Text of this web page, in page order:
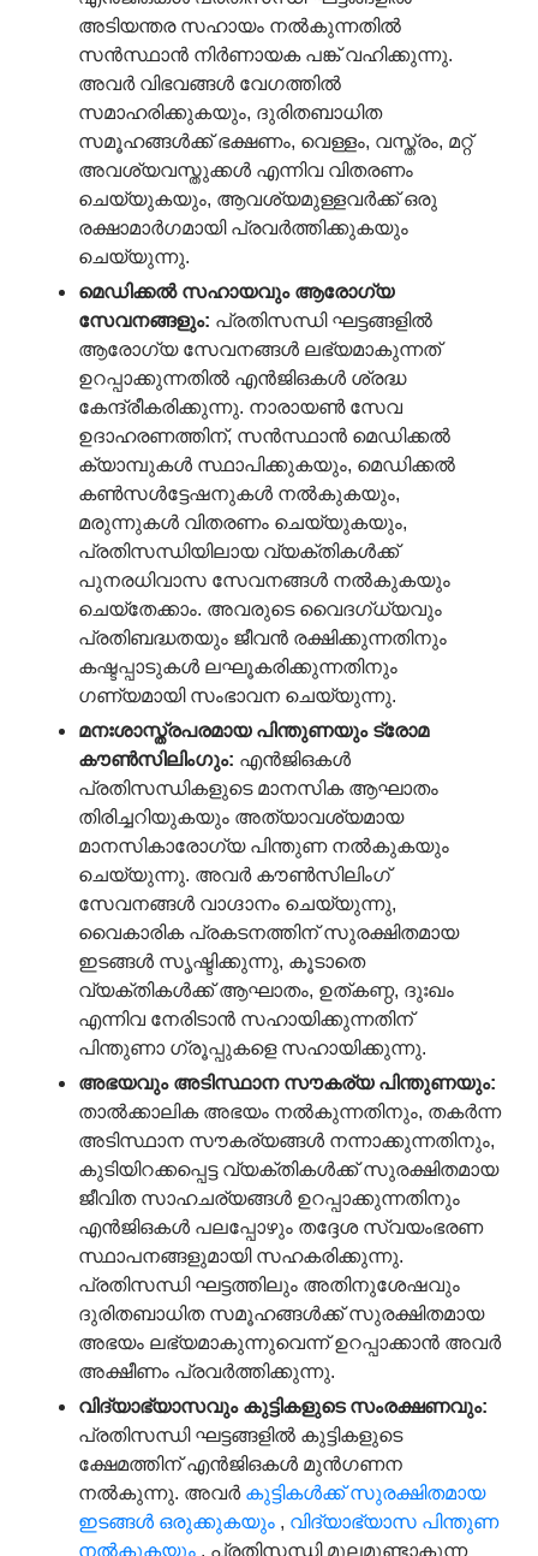
അടിയന്തര സഹായം നൽകുന്നതിൽ
സൻസ്ഥാൻ നിർണായക പങ്ക് വഹിക്കുന്നു.
അവർ വിഭവങ്ങൾ വേഗത്തിൽ
സമാഹരിക്കുകയും, ദുരിതബാധിത
സമൂഹങ്ങൾക്ക് ഭക്ഷണം, വെള്ളം, വസ്ത്രം, മറ്റ്
അവശ്യവസ്തുക്കൾ എന്നിവ വിതരണം
ചെയ്യുകയും, ആവശ്യമുള്ളവർക്ക് ഒരു
രക്ഷാമാർഗമായി പ്രവർത്തിക്കുകയും
ചെയ്യുന്നു.
മെഡിക്കൽ സഹായവും ആരോഗ്യ
സേവനങ്ങളും: പ്രതിസന്ധി ഘട്ടങ്ങളിൽ
ആരോഗ്യ സേവനങ്ങൾ ലഭ്യമാകുന്നത്
ഉറപ്പാക്കുന്നതിൽ എൻ‌ജി‌ഒകൾ ശ്രദ്ധ
കേന്ദ്രീകരിക്കുന്നു. നാരായൺ സേവ
ഉദാഹരണത്തിന്, സൻസ്ഥാൻ മെഡിക്കൽ
ക്യാമ്പുകൾ സ്ഥാപിക്കുകയും, മെഡിക്കൽ
കൺസൾട്ടേഷനുകൾ നൽകുകയും,
മരുന്നുകൾ വിതരണം ചെയ്യുകയും,
പ്രതിസന്ധിയിലായ വ്യക്തികൾക്ക്
പുനരധിവാസ സേവനങ്ങൾ നൽകുകയും
ചെയ്തേക്കാം. അവരുടെ വൈദഗ്ധ്യവും
പ്രതിബദ്ധതയും ജീവൻ രക്ഷിക്കുന്നതിനും
കഷ്ടപ്പാടുകൾ ലഘൂകരിക്കുന്നതിനും
ഗണ്യമായി സംഭാവന ചെയ്യുന്നു.
മനഃശാസ്ത്രപരമായ പിന്തുണയും ട്രോമ
കൗൺസിലിംഗും: എൻ‌ജി‌ഒകൾ
പ്രതിസന്ധികളുടെ മാനസിക ആഘാതം
തിരിച്ചറിയുകയും അത്യാവശ്യമായ
മാനസികാരോഗ്യ പിന്തുണ നൽകുകയും
ചെയ്യുന്നു. അവർ കൗൺസിലിംഗ്
സേവനങ്ങൾ വാഗ്ദാനം ചെയ്യുന്നു,
വൈകാരിക പ്രകടനത്തിന് സുരക്ഷിതമായ
ഇടങ്ങൾ സൃഷ്ടിക്കുന്നു, കൂടാതെ
വ്യക്തികൾക്ക് ആഘാതം, ഉത്കണ്ഠ, ദുഃഖം
എന്നിവ നേരിടാൻ സഹായിക്കുന്നതിന്
പിന്തുണാ ഗ്രൂപ്പുകളെ സഹായിക്കുന്നു.
അഭയവും അടിസ്ഥാന സൗകര്യ പിന്തുണയും:
താൽക്കാലിക അഭയം നൽകുന്നതിനും, തകർന്ന
അടിസ്ഥാന സൗകര്യങ്ങൾ നന്നാക്കുന്നതിനും,
കുടിയിറക്കപ്പെട്ട വ്യക്തികൾക്ക് സുരക്ഷിതമായ
ജീവിത സാഹചര്യങ്ങൾ ഉറപ്പാക്കുന്നതിനും
എൻ‌ജി‌ഒകൾ പലപ്പോഴും തദ്ദേശ സ്വയംഭരണ
സ്ഥാപനങ്ങളുമായി സഹകരിക്കുന്നു.
പ്രതിസന്ധി ഘട്ടത്തിലും അതിനുശേഷവും
ദുരിതബാധിത സമൂഹങ്ങൾക്ക് സുരക്ഷിതമായ
അഭയം ലഭ്യമാകുന്നുവെന്ന് ഉറപ്പാക്കാൻ അവർ
അക്ഷീണം പ്രവർത്തിക്കുന്നു.
വിദ്യാഭ്യാസവും കുട്ടികളുടെ സംരക്ഷണവും:
പ്രതിസന്ധി ഘട്ടങ്ങളിൽ കുട്ടികളുടെ
ക്ഷേമത്തിന് എൻ‌ജി‌ഒകൾ മുൻഗണന
നൽകുന്നു. അവർ കുട്ടികൾക്ക് സുരക്ഷിതമായ
ഇടങ്ങൾ ഒരുക്കുകയും , വിദ്യാഭ്യാസ പിന്തുണ
നൽകുകയും , പ്രതിസന്ധി മൂലമുണ്ടാകുന്ന